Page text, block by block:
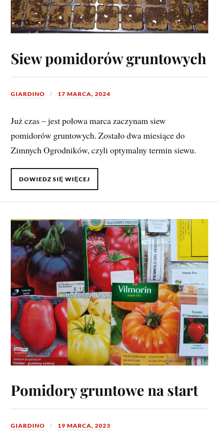
Siew pomidorów gruntowych
GIARDINO 17 MARCA, 2024
Już czas – jest połowa marca zaczynam siew
pomidorów gruntowych. Zostało dwa miesiące do
Zimnych Ogrodników, czyli optymalny termin siewu.
DOWIEDZ SIĘ WIĘCEJ
Pomidory gruntowe na start
GIARDINO 19 MARCA, 2023